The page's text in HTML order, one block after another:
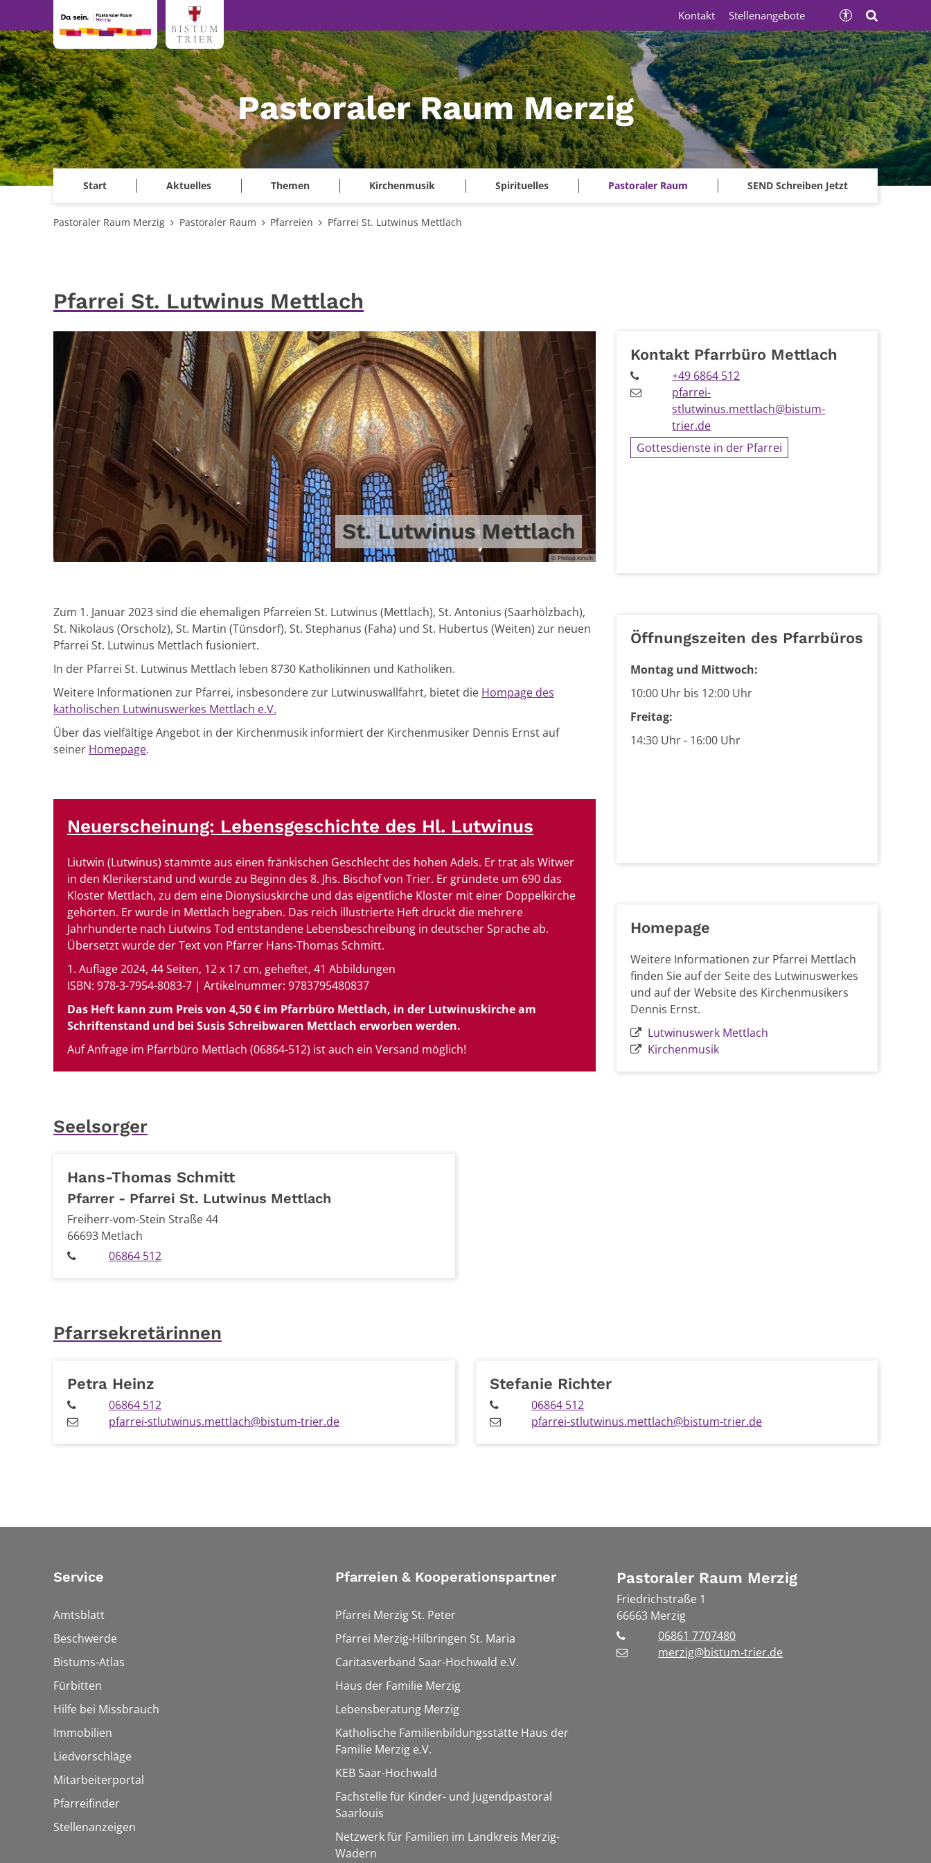
Pastoraler Raum Merzig
Start Aktuelles Themen Kirchenmusik Spirituelles Pastoraler Raum SEND Schreiben Jetzt
Kontakt Stellenangebote
Pastoraler Raum Merzig Pastoraler Raum Pfarreien Pfarrei St. Lutwinus Mettlach
Pfarrei St. Lutwinus Mettlach
© Philipp Kirsch
St. Lutwinus Mettlach
Zum 1. Januar 2023 sind die ehemaligen Pfarreien St. Lutwinus (Mettlach), St. Antonius (Saarhölzbach),
St. Nikolaus (Orscholz), St. Martin (Tünsdorf), St. Stephanus (Faha) und St. Hubertus (Weiten) zur neuen
Pfarrei St. Lutwinus Mettlach fusioniert.
In der Pfarrei St. Lutwinus Mettlach leben 8730 Katholikinnen und Katholiken.
Weitere Informationen zur Pfarrei, insbesondere zur Lutwinuswallfahrt, bietet die Hompage des
katholischen Lutwinuswerkes Mettlach e.V.
Über das vielfältige Angebot in der Kirchenmusik informiert der Kirchenmusiker Dennis Ernst auf
seiner Homepage.
Neuerscheinung: Lebensgeschichte des Hl. Lutwinus
Liutwin (Lutwinus) stammte aus einen fränkischen Geschlecht des hohen Adels. Er trat als Witwer
in den Klerikerstand und wurde zu Beginn des 8. Jhs. Bischof von Trier. Er gründete um 690 das
Kloster Mettlach, zu dem eine Dionysiuskirche und das eigentliche Kloster mit einer Doppelkirche
gehörten. Er wurde in Mettlach begraben. Das reich illustrierte Heft druckt die mehrere
Jahrhunderte nach Liutwins Tod entstandene Lebensbeschreibung in deutscher Sprache ab.
Übersetzt wurde der Text von Pfarrer Hans-Thomas Schmitt.
1. Auflage 2024, 44 Seiten, 12 x 17 cm, geheftet, 41 Abbildungen
ISBN: 978-3-7954-8083-7 | Artikelnummer: 9783795480837
Das Heft kann zum Preis von 4,50 € im Pfarrbüro Mettlach, in der Lutwinuskirche am
Schriftenstand und bei Susis Schreibwaren Mettlach erworben werden.
Auf Anfrage im Pfarrbüro Mettlach (06864-512) ist auch ein Versand möglich!
Kontakt Pfarrbüro Mettlach
+49 6864 512
pfarrei-
stlutwinus.mettlach@bistum-
trier.de
Gottesdienste in der Pfarrei
Öffnungszeiten des Pfarrbüros
Montag und Mittwoch:
10:00 Uhr bis 12:00 Uhr
Freitag:
14:30 Uhr - 16:00 Uhr
Homepage
Weitere Informationen zur Pfarrei Mettlach
finden Sie auf der Seite des Lutwinuswerkes
und auf der Website des Kirchenmusikers
Dennis Ernst.
Lutwinuswerk Mettlach
Kirchenmusik
Seelsorger
Hans-Thomas Schmitt
Pfarrer - Pfarrei St. Lutwinus Mettlach
Freiherr-vom-Stein Straße 44
66693 Metlach
06864 512
Pfarrsekretärinnen
Petra Heinz
06864 512
pfarrei-stlutwinus.mettlach@bistum-trier.de
Stefanie Richter
06864 512
pfarrei-stlutwinus.mettlach@bistum-trier.de
Service
Amtsblatt
Beschwerde
Bistums-Atlas
Fürbitten
Hilfe bei Missbrauch
Immobilien
Liedvorschläge
Mitarbeiterportal
Pfarreifinder
Stellenanzeigen
Pfarreien & Kooperationspartner
Pfarrei Merzig St. Peter
Pfarrei Merzig-Hilbringen St. Maria
Caritasverband Saar-Hochwald e.V.
Haus der Familie Merzig
Lebensberatung Merzig
Katholische Familienbildungsstätte Haus der
Familie Merzig e.V.
KEB Saar-Hochwald
Fachstelle für Kinder- und Jugendpastoral
Saarlouis
Netzwerk für Familien im Landkreis Merzig-
Wadern
Pastoraler Raum Merzig
Friedrichstraße 1
66663 Merzig
06861 7707480
merzig@bistum-trier.de